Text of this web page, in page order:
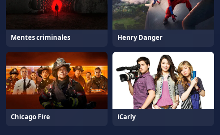
Mentes criminales Henry Danger
Chicago Fire iCarly